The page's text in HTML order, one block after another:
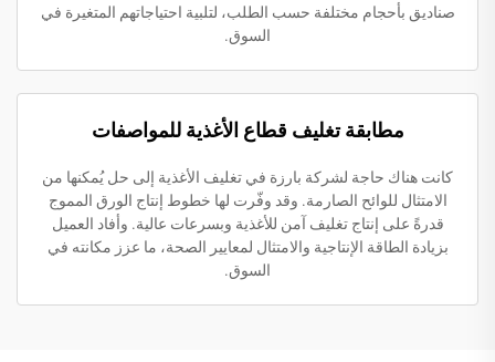
صناديق بأحجام مختلفة حسب الطلب، لتلبية احتياجاتهم المتغيرة في
السوق.
مطابقة تغليف قطاع الأغذية للمواصفات
كانت هناك حاجة لشركة بارزة في تغليف الأغذية إلى حل يُمكنها من
الامتثال للوائح الصارمة. وقد وفّرت لها خطوط إنتاج الورق المموج
قدرةً على إنتاج تغليف آمن للأغذية وبسرعات عالية. وأفاد العميل
بزيادة الطاقة الإنتاجية والامتثال لمعايير الصحة، ما عزز مكانته في
السوق.